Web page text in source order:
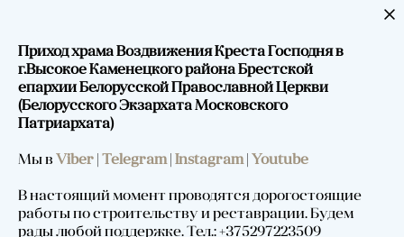
Приход храма Воздвижения Креста Господня в
г.Высокое Каменецкого района Брестской
епархии Белорусской Православной Церкви
(Белорусского Экзархата Московского
Патриархата)
Мы в Viber | Telegram| Instagram| Youtube
В настоящий момент проводятся дорогостоящие
работы по строительству и реставрации. Будем
рады любой поддержке. Тел.: +375297223509